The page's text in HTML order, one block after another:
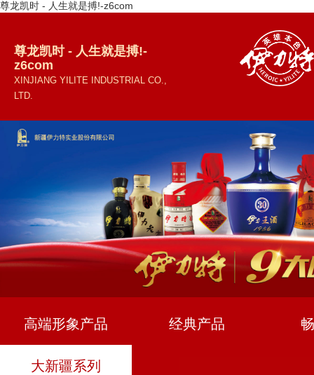
尊龙凯时 - 人生就是搏!-z6com
尊龙凯时 - 人生就是搏!-
z6com
XINJIANG YILITE INDUSTRIAL CO.,
LTD.
高端形象产品 经典产品
大新疆系列